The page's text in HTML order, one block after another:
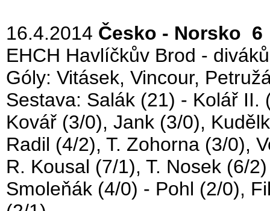
16.4.2014 Česko - Norsko 6
EHCH Havlíčkův Brod -
Góly: Vitásek, Vincour,
Sestava: Salák (21) - Kolář
Kovář (3/0), Jank (3/0),
Radil (4/2), T. Zohorna (3/0),
R. Kousal (7/1), T. Nosek (6/
Smoleňák (4/0) - Pohl (2/0),